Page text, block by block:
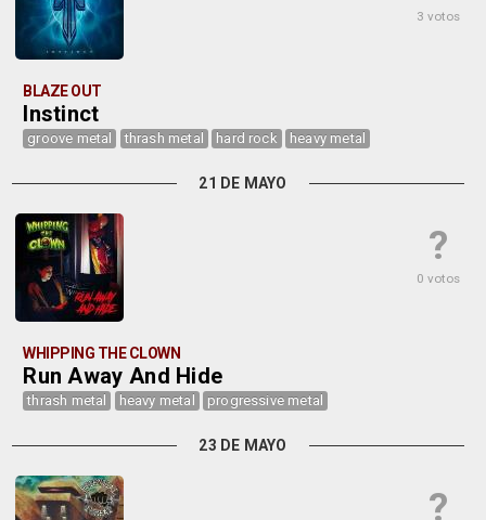
3 votos
BLAZE OUT
Instinct
groove metal thrash metal hard rock heavy metal
21 DE MAYO
?
0 votos
WHIPPING THE CLOWN
Run Away And Hide
thrash metal heavy metal progressive metal
23 DE MAYO
?